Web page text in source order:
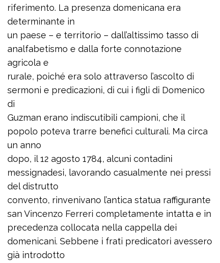
riferimento. La presenza domenicana era
determinante in
un paese – e territorio – dall’altissimo tasso di
analfabetismo e dalla forte connotazione
agricola e
rurale, poiché era solo attraverso l’ascolto di
sermoni e predicazioni, di cui i figli di Domenico
di
Guzman erano indiscutibili campioni, che il
popolo poteva trarre benefici culturali. Ma circa
un anno
dopo, il 12 agosto 1784, alcuni contadini
messignadesi, lavorando casualmente nei pressi
del distrutto
convento, rinvenivano l’antica statua raffigurante
san Vincenzo Ferreri completamente intatta e in
precedenza collocata nella cappella dei
domenicani. Sebbene i frati predicatori avessero
già introdotto